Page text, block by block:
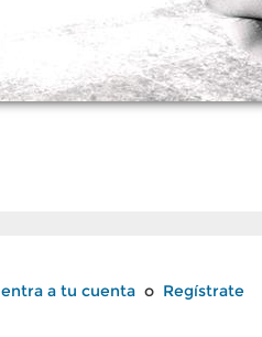
entra a tu cuenta o Regístrate